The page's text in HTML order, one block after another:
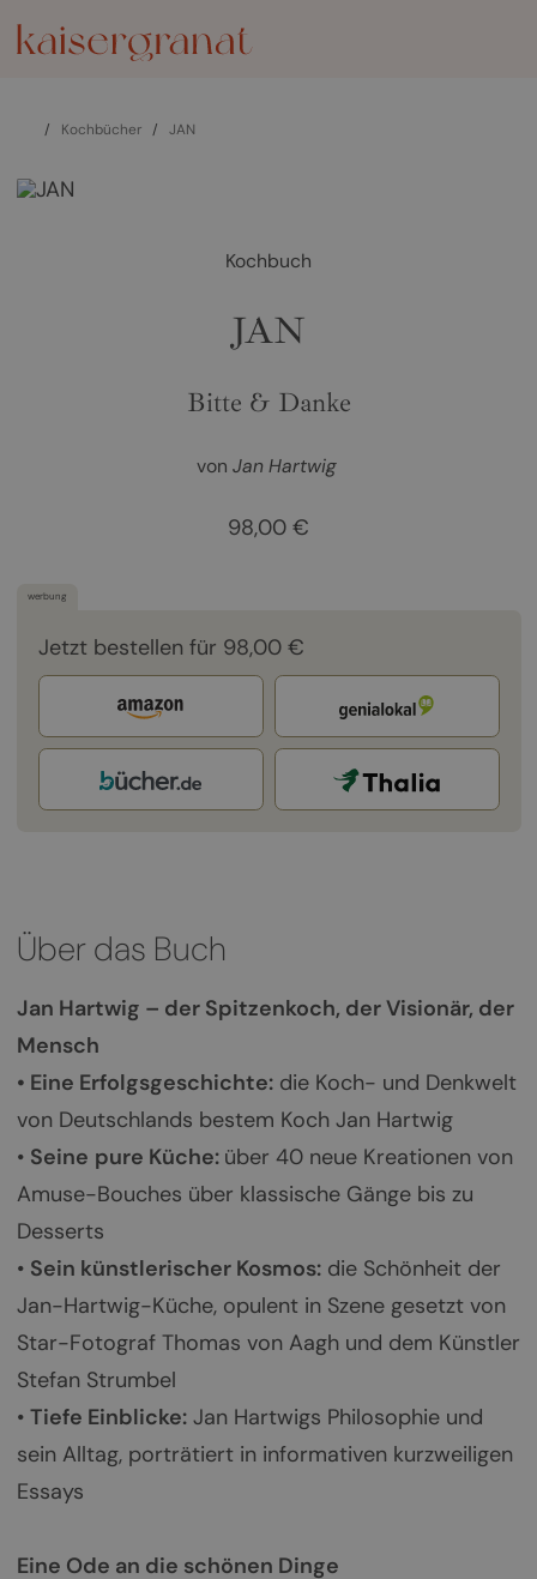
/ Kochbücher / JAN
Kochbuch
JAN
Bitte & Danke
von Jan Hartwig
98,00 €
werbung
Jetzt bestellen für 98,00 €
Über das Buch
Jan Hartwig – der Spitzenkoch, der Visionär, der
Mensch
• Eine Erfolgsgeschichte:die Koch- und Denkwelt
von Deutschlands bestem Koch Jan Hartwig
• Seine pure Küche: über 40 neue Kreationen von
Amuse-Bouches über klassische Gänge bis zu
Desserts
• Sein künstlerischer Kosmos:die Schönheit der
Jan-Hartwig-Küche, opulent in Szene gesetzt von
Star-Fotograf Thomas von Aagh und dem Künstler
Stefan Strumbel
• Tiefe Einblicke:Jan Hartwigs Philosophie und
sein Alltag, porträtiert in informativen kurzweiligen
Essays
Eine Ode an die schönen Dinge